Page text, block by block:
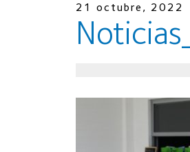
21 octubre, 2022